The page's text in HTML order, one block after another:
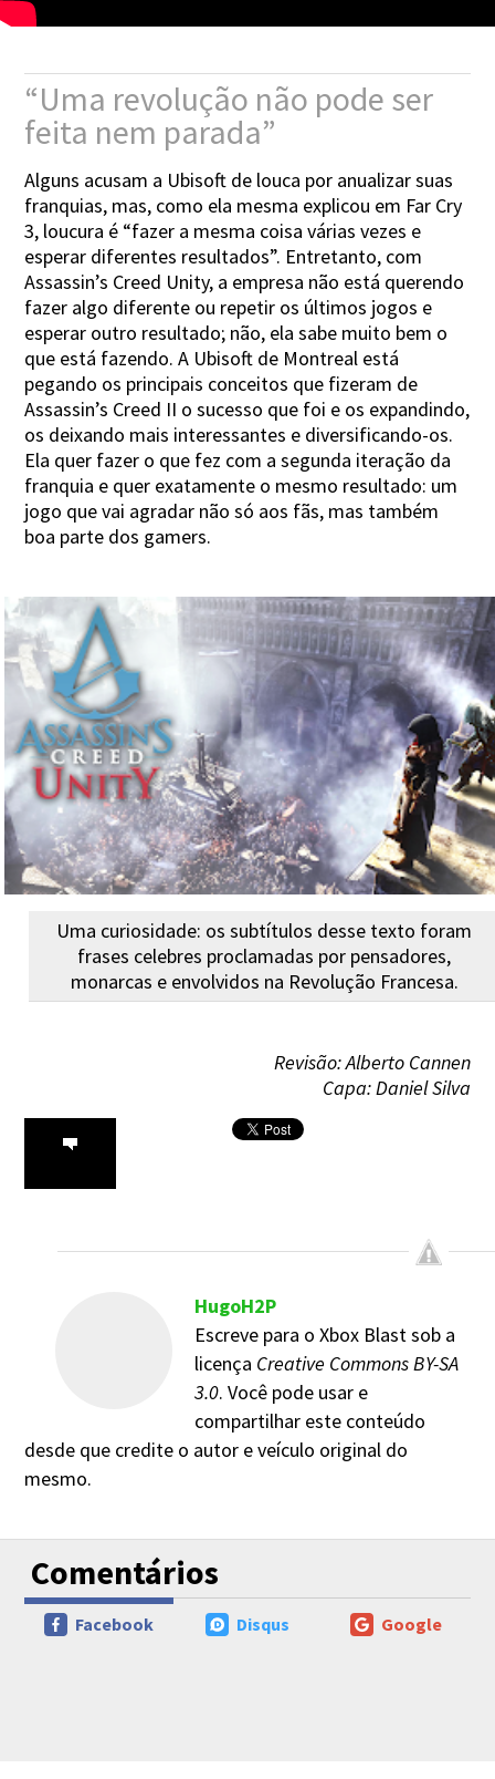
“Uma revolução não pode ser
feita nem parada”
Alguns acusam a Ubisoft de louca por anualizar suas
franquias, mas, como ela mesma explicou em Far Cry
3, loucura é “fazer a mesma coisa várias vezes e
esperar diferentes resultados”. Entretanto, com
Assassin’s Creed Unity, a empresa não está querendo
fazer algo diferente ou repetir os últimos jogos e
esperar outro resultado; não, ela sabe muito bem o
que está fazendo. A Ubisoft de Montreal está
pegando os principais conceitos que fizeram de
Assassin’s Creed II o sucesso que foi e os expandindo,
os deixando mais interessantes e diversificando-os.
Ela quer fazer o que fez com a segunda iteração da
franquia e quer exatamente o mesmo resultado: um
jogo que vai agradar não só aos fãs, mas também
boa parte dos gamers.
Uma curiosidade: os subtítulos desse texto foram
frases celebres proclamadas por pensadores,
monarcas e envolvidos na Revolução Francesa.
Revisão: Alberto Cannen
Capa: Daniel Silva
HugoH2P
Escreve para o Xbox Blast sob a
licença Creative Commons BY-SA
3.0. Você pode usar e
compartilhar este conteúdo
desde que credite o autor e veículo original do
mesmo.
Comentários
Google
Disqus
Facebook